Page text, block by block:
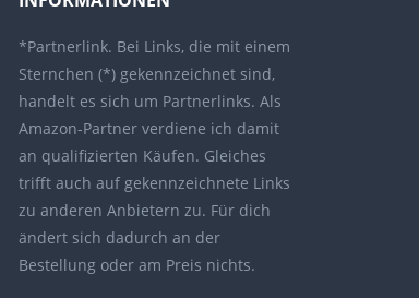
*Partnerlink. Bei Links, die mit einem
Sternchen (*) gekennzeichnet sind,
handelt es sich um Partnerlinks. Als
Amazon-Partner verdiene ich damit
an qualifizierten Käufen. Gleiches
trifft auch auf gekennzeichnete Links
zu anderen Anbietern zu. Für dich
ändert sich dadurch an der
Bestellung oder am Preis nichts.